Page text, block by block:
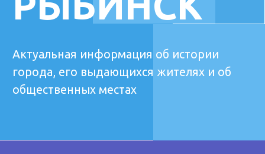
МОЕ ИЗБРАННОЕ
города, его выдающихся жителях и об
общественных местах